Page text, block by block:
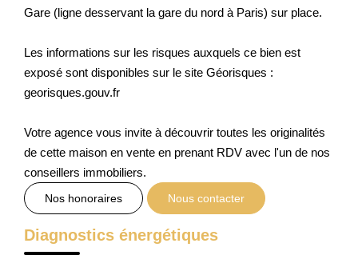
Gare (ligne desservant la gare du nord à Paris) sur place.
Les informations sur les risques auxquels ce bien est
exposé sont disponibles sur le site Géorisques :
georisques.gouv.fr
Votre agence vous invite à découvrir toutes les originalités
de cette maison en vente en prenant RDV avec l'un de nos
conseillers immobiliers.
Nos honoraires Nous contacter
Diagnostics énergétiques